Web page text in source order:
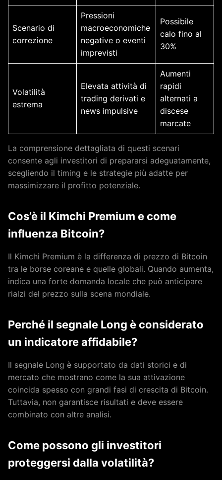
Scenario di
correzione
Pressioni
macroeconomiche
negative o eventi
imprevisti
Possibile
calo fino al
30%
Volatilità
estrema
Elevata attività di
trading derivati e
news impulsive
Aumenti
rapidi
alternati a
discese
marcate
La comprensione dettagliata di questi scenari
consente agli investitori di prepararsi adeguatamente,
scegliendo il timing e le strategie più adatte per
massimizzare il profitto potenziale.
Cos’è il Kimchi Premium e come
influenza Bitcoin?
Il Kimchi Premium è la differenza di prezzo di Bitcoin
tra le borse coreane e quelle globali. Quando aumenta,
indica una forte domanda locale che può anticipare
rialzi del prezzo sulla scena mondiale.
Perché il segnale Long è considerato
un indicatore affidabile?
Il segnale Long è supportato da dati storici e di
mercato che mostrano come la sua attivazione
coincida spesso con grandi fasi di crescita di Bitcoin.
Tuttavia, non garantisce risultati e deve essere
combinato con altre analisi.
Come possono gli investitori
proteggersi dalla volatilità?